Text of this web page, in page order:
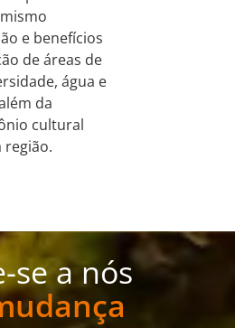
e benefícios
de áreas de
água e
da
cultural
região.
se a nós